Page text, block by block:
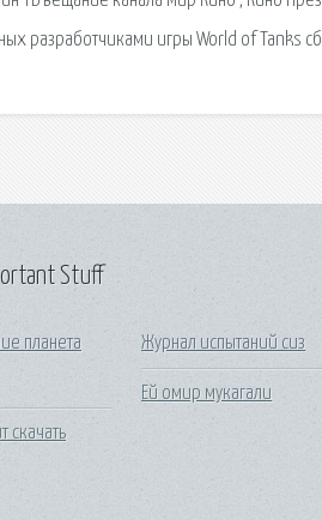
разработчиками игры World of Tanks
Stuff
планета
скачать
Журнал испытаний сиз
Ей омир мукагали